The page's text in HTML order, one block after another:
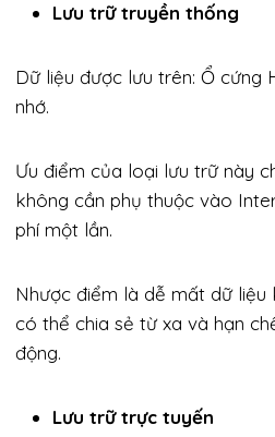
Lưu trữ truyền thống
Dữ liệu được lưu trên: Ổ cứng
nhớ.
Ưu điểm của loại lưu trữ này
không cần phụ thuộc vào
phí một lần.
Nhược điểm là dễ mất dữ liệu
có thể chia sẻ từ xa và hạn
động.
Lưu trữ trực tuyến